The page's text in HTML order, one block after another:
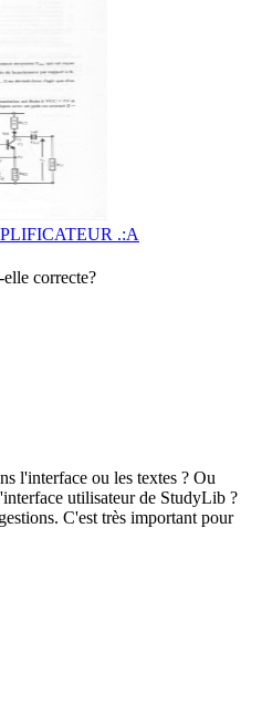
.:A
correcte?
l'interface ou les textes ? Ou
utilisateur de StudyLib ?
C'est très important pour